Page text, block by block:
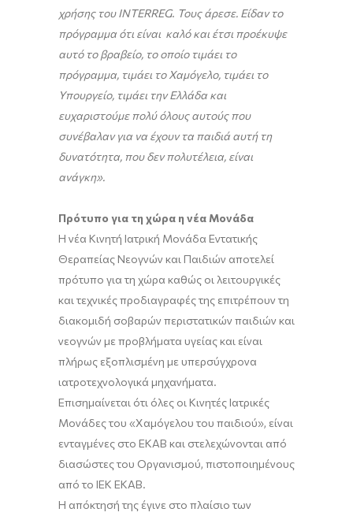
χρήσης του INTERREG. Τους άρεσε. Είδαν το
πρόγραμμα ότι είναι καλό και έτσι προέκυψε
αυτό το βραβείο, το οποίο τιμάει το
πρόγραμμα, τιμάει το Χαμόγελο, τιμάει το
Υπουργείο, τιμάει την Ελλάδα και
ευχαριστούμε πολύ όλους αυτούς που
συνέβαλαν για να έχουν τα παιδιά αυτή τη
δυνατότητα, που δεν πολυτέλεια, είναι
ανάγκη».
Πρότυπο για τη χώρα η νέα Μονάδα
Η νέα Κινητή Ιατρική Μονάδα Εντατικής
Θεραπείας Νεογνών και Παιδιών αποτελεί
πρότυπο για τη χώρα καθώς οι λειτουργικές
και τεχνικές προδιαγραφές της επιτρέπουν τη
διακομιδή σοβαρών περιστατικών παιδιών και
νεογνών με προβλήματα υγείας και είναι
πλήρως εξοπλισμένη με υπερσύγχρονα
ιατροτεχνολογικά μηχανήματα.
Επισημαίνεται ότι όλες οι Κινητές Ιατρικές
Μονάδες του «Χαμόγελου του παιδιού», είναι
ενταγμένες στο ΕΚΑΒ και στελεχώνονται από
διασώστες του Οργανισμού, πιστοποιημένους
από το ΙΕΚ ΕΚΑΒ.
Η απόκτησή της έγινε στο πλαίσιο των